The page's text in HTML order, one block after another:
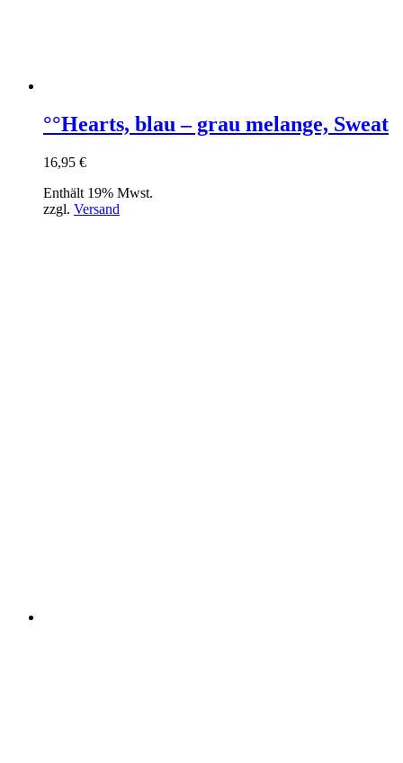
°°Hearts, blau – grau melange, Sweat
16,95 €
Enthält 19% Mwst.
zzgl. Versand